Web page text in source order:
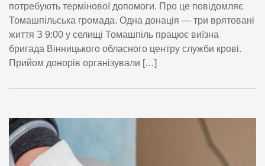
потребують термінової допомоги. Про це повідомляє
Томашпільська громада. Одна донація — три врятовані
життя З 9:00 у селищі Томашпіль працює виїзна
бригада Вінницького обласного центру служби крові.
Прийом донорів організували […]